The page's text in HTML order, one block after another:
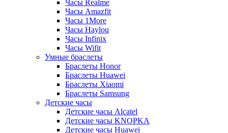
Часы Realme
Часы Amazfit
Часы 1More
Часы Haylou
Часы Infinix
Часы Wifit
Умные браслеты
Браслеты Honor
Браслеты Huawei
Браслеты Xiaomi
Браслеты Samsung
Детские часы
Детские часы Alcatel
Детские часы KNOPKA
Детские часы Huawei